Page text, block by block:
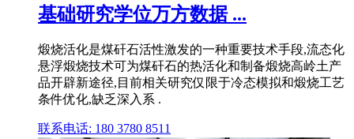
基础研究学位万方数据 ...
煅烧活化是煤矸石活性激发的一种重要技术手段,流态化
悬浮煅烧技术可为煤矸石的热活化和制备煅烧高岭土产
品开辟新途径,目前相关研究仅限于冷态模拟和煅烧工艺
条件优化,缺乏深入系 .
联系电话: 180 3780 8511